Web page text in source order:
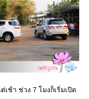
ช้า ช่วง 7 โมงก็เริ่มเปิด